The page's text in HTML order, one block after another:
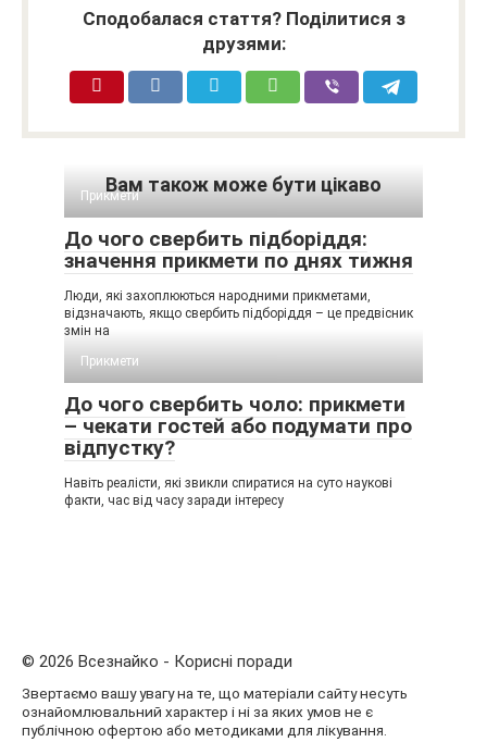
Сподобалася стаття? Поділитися з
друзями:
Вам також може бути цікаво
Прикмети
До чого свербить підборіддя:
значення прикмети по днях тижня
Люди, які захоплюються народними прикметами,
відзначають, якщо свербить підборіддя – це предвісник
змін на
Прикмети
До чого свербить чоло: прикмети
– чекати гостей або подумати про
відпустку?
Навіть реалісти, які звикли спиратися на суто наукові
факти, час від часу заради інтересу
© 2026 Всезнайко - Корисні поради
Звертаємо вашу увагу на те, що матеріали сайту несуть
ознайомлювальний характер і ні за яких умов не є
публічною офертою або методиками для лікування.